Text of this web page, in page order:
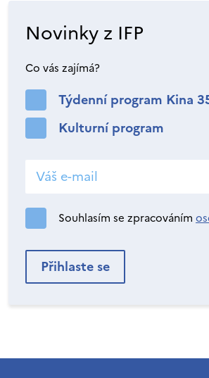
Novinky z IFP
Co vás zajímá?
Týdenní program Kina
Kulturní program
Souhlasím se zpracováním